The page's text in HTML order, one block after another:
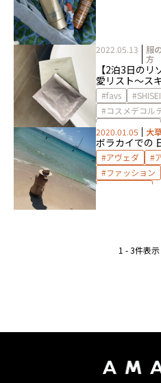
2022.05.13
服
方
【2泊3日の
愛リスト〜ス
favs
コスメデコル
セルヴォーく
フェイスパッ
ラ ロッシュ
旅
旅行
2020.01.05 大
ボラカイでの
アヴェダ
ファッション
1 - 3件表